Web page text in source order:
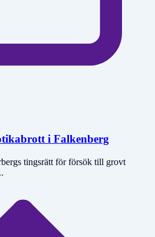
i Falkenberg
tingsrätt för försök till grovt